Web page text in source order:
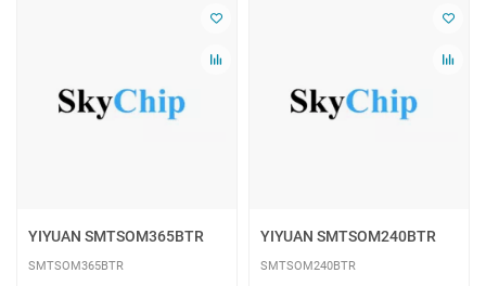
YIYUAN SMTSOM365BTR
SMTSOM365BTR
YIYUAN SMTSOM240BTR
SMTSOM240BTR